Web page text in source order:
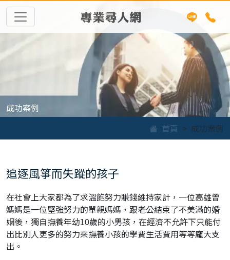
專業尋人網
成功案例
首頁
成功案例
追逐風箏而失蹤的孩子
在社會上大家都為了求溫飽努力賺錢維持家計，一位高雄曾
媽媽是一位堅強努力的單親媽媽，跟老公結束了不美滿的婚
姻後，獨自撫養年幼10歲的小男孩，在經濟不允許下只能付
出比別人更多的努力來撫養小孩的學費生活費用等等龐大支
出。